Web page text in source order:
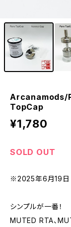
Arcanamods/
TopCap
¥1,780
SOLD OUT
※2025年6月19
シンプルが一番！
MUTED RTA、